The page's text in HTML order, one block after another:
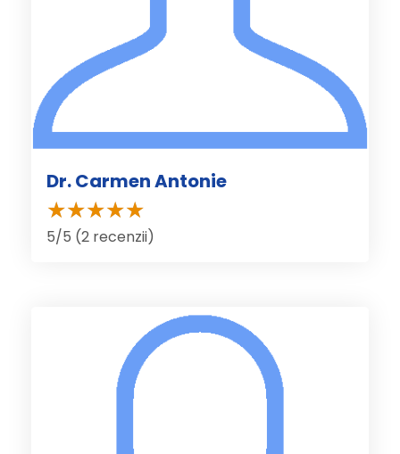
Dr. Carmen Antonie
5/5 (2 recenzii)